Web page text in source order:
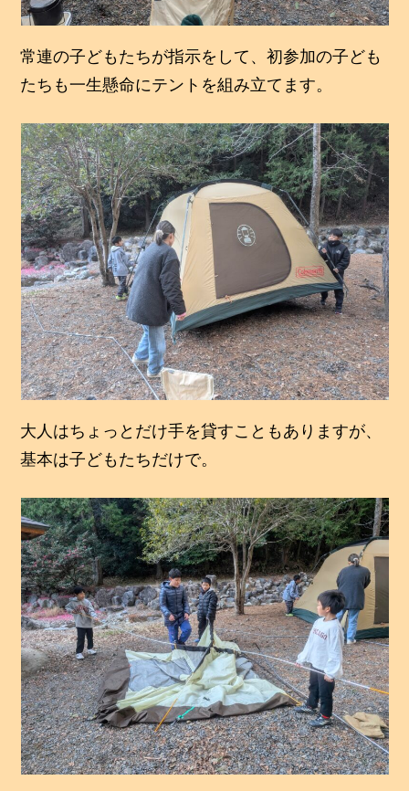
常連の子どもたちが指示をして、初参加の子ども
たちも一生懸命にテントを組み立てます。
大人はちょっとだけ手を貸すこともありますが、
基本は子どもたちだけで。